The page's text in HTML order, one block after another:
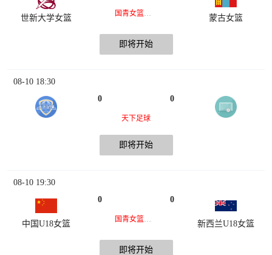
世新大学女篮 国青女篮热身赛 蒙古女篮
即将开始
08-10 18:30
0
天下足球
0
即将开始
08-10 19:30
中国U18女篮
0
国青女篮热身赛
0
新西兰U18女篮
即将开始